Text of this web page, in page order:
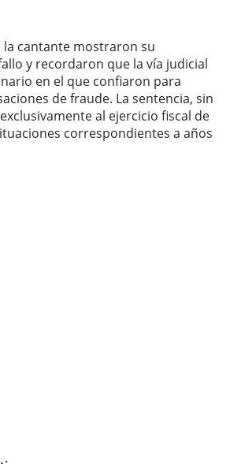
la cantante mostraron su
y recordaron que la vía judicial
en el que confiaron para
de fraude. La sentencia, sin
al ejercicio fiscal de
correspondientes a años